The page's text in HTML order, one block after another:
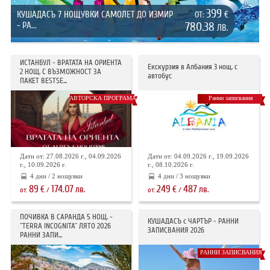
КУШАДАСЪ 7 НОЩУВКИ САМОЛЕТ ДО ИЗМИР
- РА...
ОТ: 399 €
780.38 ЛВ.
ИСТАНБУЛ - ВРАТАТА НА ОРИЕНТА
2 НОЩ. С ВЪЗМОЖНОСТ ЗА
ПАКЕТ BESTSE...
АВТОРСКА ПРОГРАМА
Дати от: 27.08.2026 г., 04.09.2026
г., 10.09.2026 г.
4 дни / 2 нощувки
от: 89 €/ 174.07лв.
Екскурзия в Албания 3 нощ. с
автобус
Ранни записвания
Дати от: 04.09.2026 г., 19.09.2026
г., 08.10.2026 г.
4 дни / 3 нощувки
от:249 € /487лв.
ПОЧИВКА В САРАНДА 5 НОЩ. -
"TERRA INCOGNITA" ЛЯТО 2026
РАННИ ЗАПИ...
КУШАДАСЪ с ЧАРТЪР - РАННИ
ЗАПИСВАНИЯ 2026
РАННИ ЗАПИСВАНИЯ